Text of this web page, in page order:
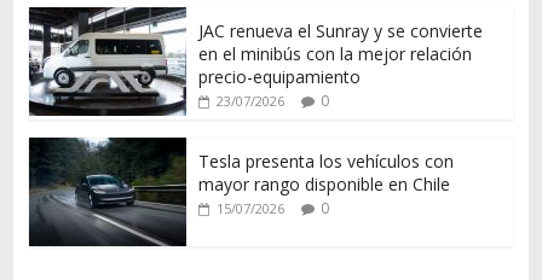
JAC renueva el Sunray y se convierte
en el minibús con la mejor relación
precio-equipamiento
23/07/2026 0
Tesla presenta los vehículos con
mayor rango disponible en Chile
15/07/2026 0